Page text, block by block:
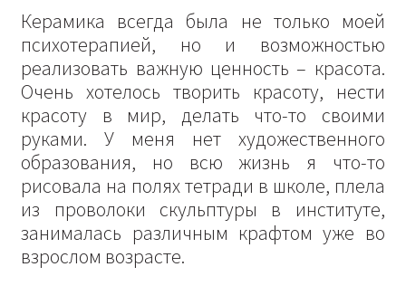
Керамика всегда была не только моей
психотерапией, но и возможностью
реализовать важную ценность – красота.
Очень хотелось творить красоту, нести
красоту в мир, делать что-то своими
руками. У меня нет художественного
образования, но всю жизнь я что-то
рисовала на полях тетради в школе, плела
из проволоки скульптуры в институте,
занималась различным крафтом уже во
взрослом возрасте.